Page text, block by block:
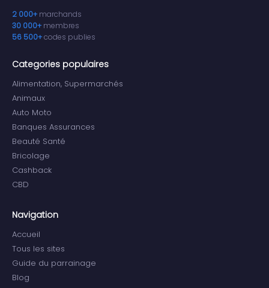
2 000+ marchands
30 000+ membres
56 500+codes publies
Categories populaires
Alimentation, Supermarchés
Animaux
Auto Moto
Banques Assurances
Beauté Santé
Bricolage
Cashback
CBD
Navigation
Accueil
Tous les sites
Guide du parrainage
Blog